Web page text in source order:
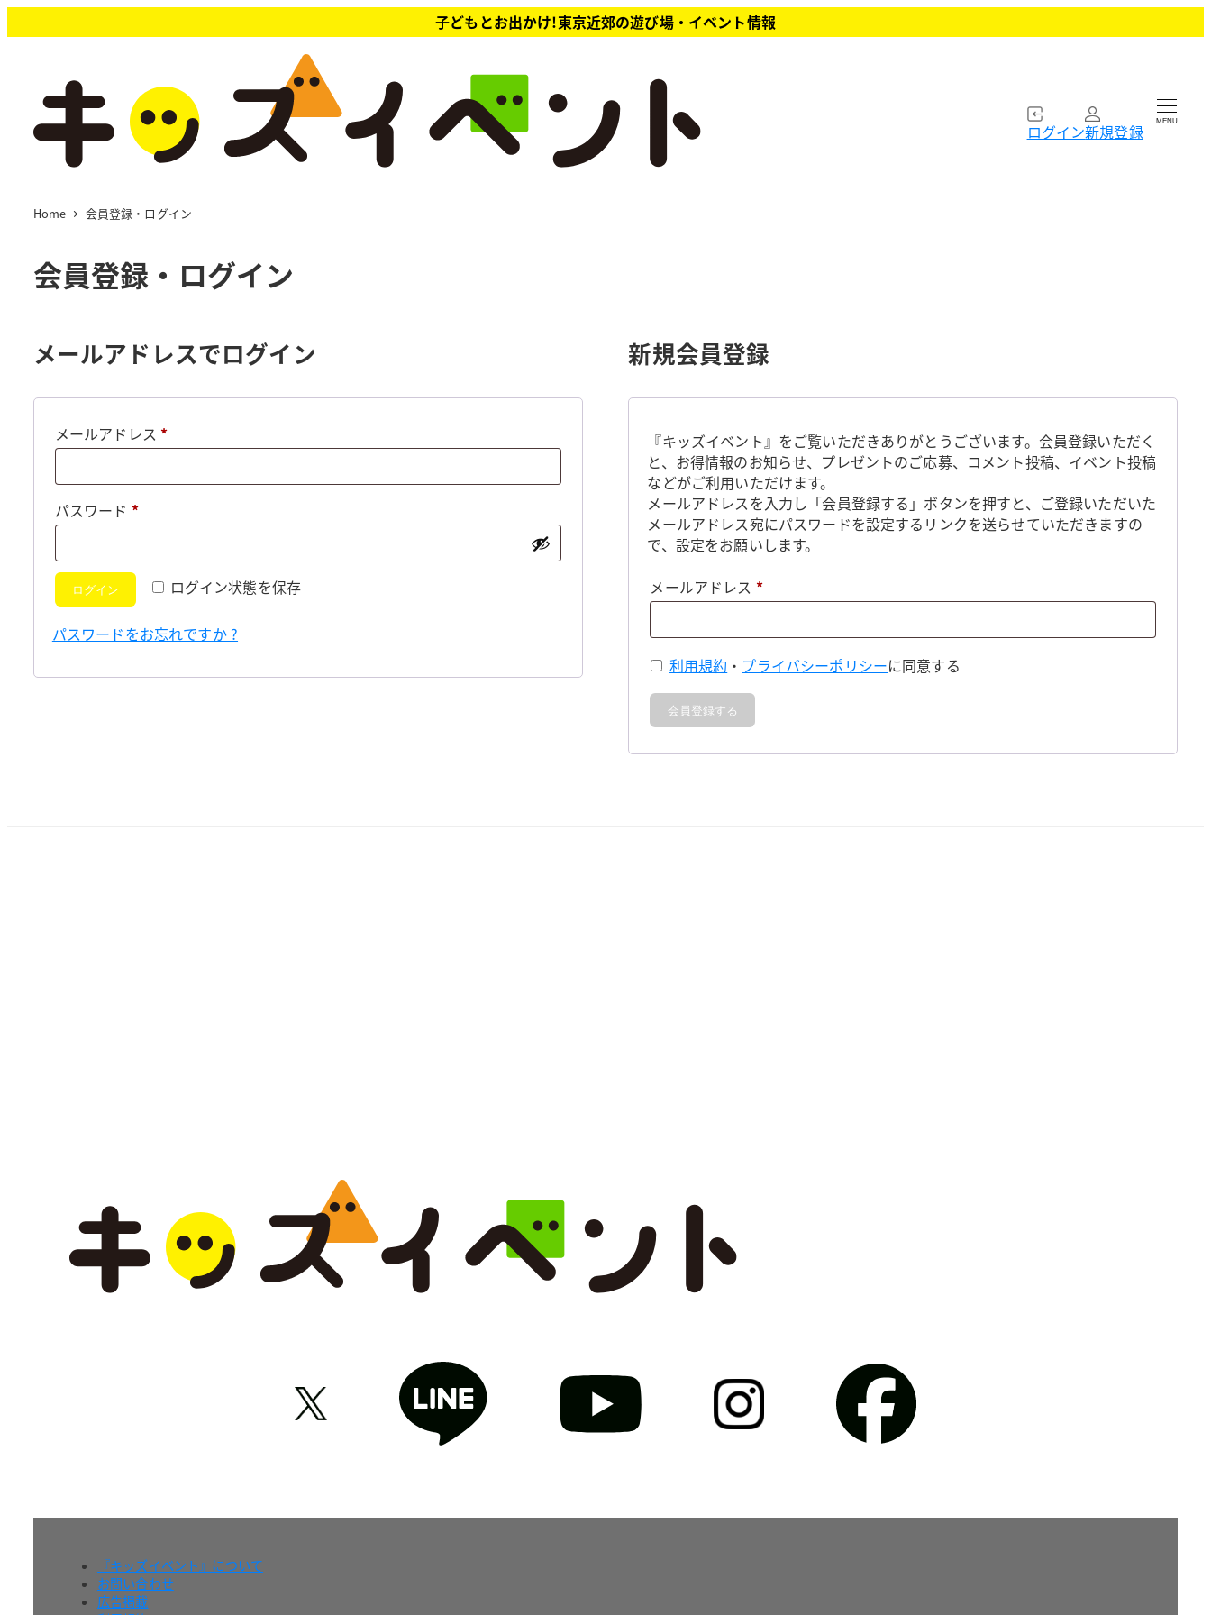
イ
子どもとお出かけ!東京近郊の遊び場・イベント情報
ログイン新規登録 MENU
Home 会員登録・ログイン
会員登録・ログイン
メールアドレスでログイン
メールアドレス *必
パスワード *必
ログイン状態を保存
ログイン
パスワードをお忘れですか ?
新規会員登録
『キッズイベント』をご覧いただきありがとうございます。会員登録いただく
と、お得情報のお知らせ、プレゼントのご応募、コメント投稿、イベント投稿
などがご利用いただけます。
メールアドレスを入力し「会員登録する」ボタンを押すと、ご登録いただいた
メールアドレス宛にパスワードを設定するリンクを送らせていただきますの
で、設定をお願いします。
メールアドレス *必
利用規約 ・ プライバシーポリシーに同意する
会員登録する
『キッズイベント』について
お問い合わせ
広告掲載